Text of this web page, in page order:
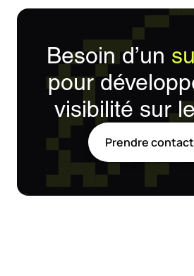
Besoin d’un
pour
visibilité sur
Prendre contact